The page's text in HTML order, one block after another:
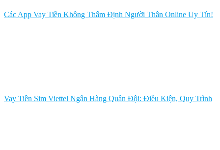
Các App Vay Tiền Không Thẩm Định Người Thân Online Uy Tín!
Vay Tiền Sim Viettel Ngân Hàng Quân Đội: Điều Kiện, Quy Trình